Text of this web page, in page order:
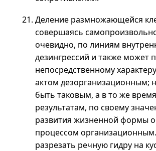
Деление размножающейся
совершаясь
очевидно, по линиям
дезингрессий и также может
непосредственному
актом дезорганизационным;
быть таковым, а вто же
результатам, по своему
развития жизненной формы
процессом
разрезать речную гидру на